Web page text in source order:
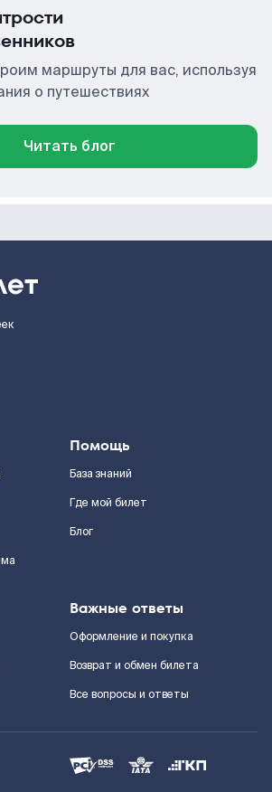
маршруты для вас, используя
о путешествиях
Читать блог
Помощь
База знаний
Где мой билет
Блог
Важные ответы
Оформление и покупка
Возврат и обмен билета
Все вопросы и ответы